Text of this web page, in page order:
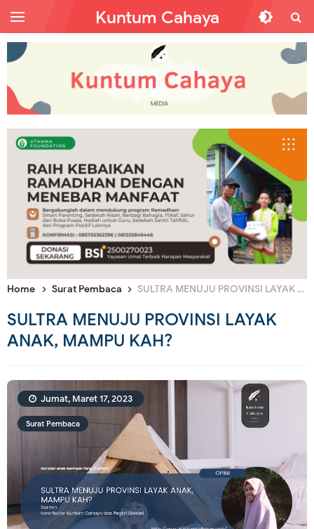
Kuntum Cahaya
Home Surat Pembaca SULTRA MENUJU PROVINSI LAYAK ANAK, MAMPU KAH?
SULTRA MENUJU PROVINSI LAYAK
ANAK, MAMPU KAH?
Surat Pembaca
Jumat, Maret 17, 2023